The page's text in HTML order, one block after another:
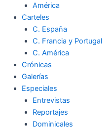
América
Carteles
C. España
C. Francia y Portugal
C. América
Crónicas
Galerías
Especiales
Entrevistas
Reportajes
Dominicales